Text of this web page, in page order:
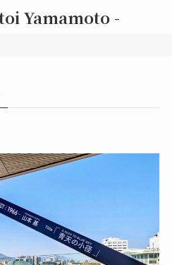
Yamamoto -